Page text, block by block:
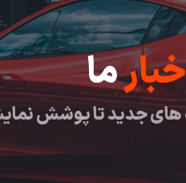
ما
جدید تا پوشش